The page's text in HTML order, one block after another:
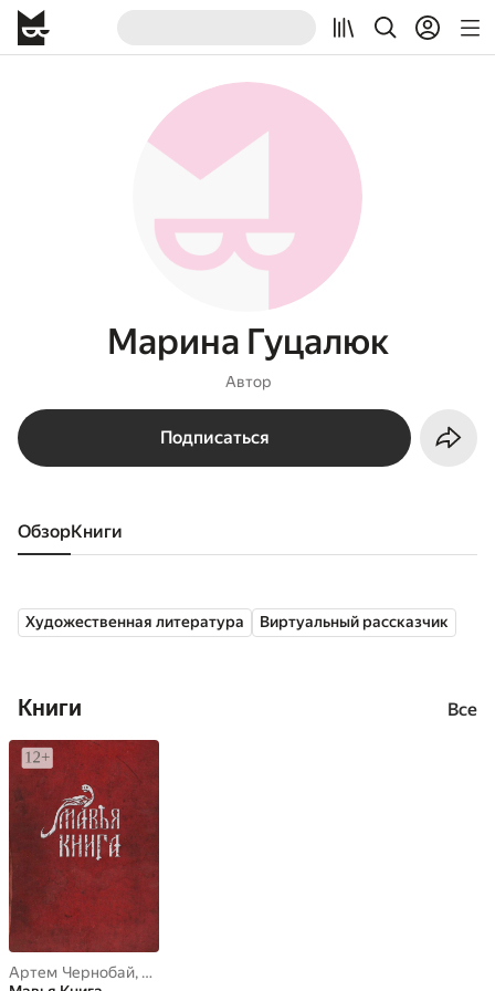
Марина Гуцалюк
Автор
Подписаться
Обзор книги
Художественная литература Виртуальный рассказчик
Книги Все
Артем Чернобай, Лада Белоцветова